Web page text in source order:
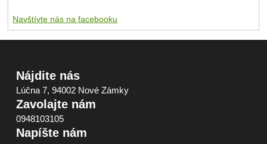
Navštívte nás na facebooku
Nájdite nás
Lúčna 7, 94002 Nové Zámky
Zavolajte nám
0948103105
Napíšte nám